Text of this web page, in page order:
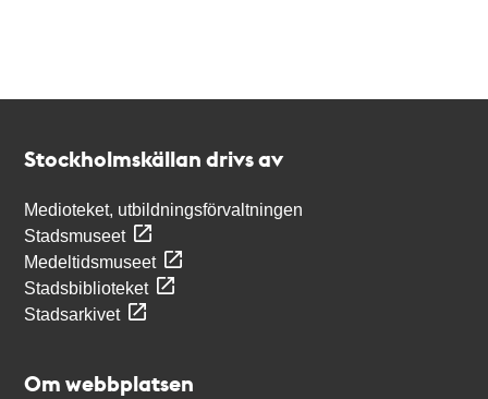
Stockholmskällan drivs av
Medioteket, utbildningsförvaltningen
Stadsmuseet
Medeltidsmuseet
Stadsbiblioteket
Stadsarkivet
Om webbplatsen